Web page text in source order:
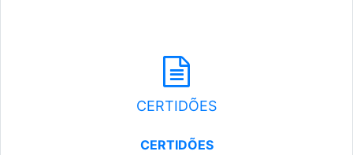
CERTIDÕES
CERTIDÕES